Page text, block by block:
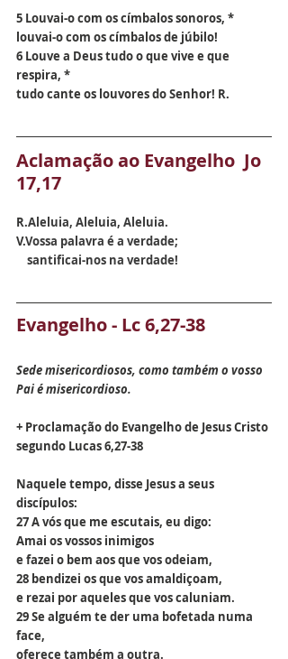
5 Louvai-o com os címbalos sonoros, *
louvai-o com os címbalos de júbilo!
6 Louve a Deus tudo o que vive e que
respira, *
tudo cante os louvores do Senhor! R.
Aclamação ao Evangelho  Jo
17,17
R.Aleluia, Aleluia, Aleluia.
V.Vossa palavra é a verdade;
santificai-nos na verdade!
Evangelho - Lc 6,27-38
Sede misericordiosos, como também o vosso
Pai é misericordioso.
+ Proclamação do Evangelho de Jesus Cristo
segundo Lucas 6,27-38
Naquele tempo, disse Jesus a seus
discípulos:
27 A vós que me escutais, eu digo:
Amai os vossos inimigos
e fazei o bem aos que vos odeiam,
28 bendizei os que vos amaldiçoam,
e rezai por aqueles que vos caluniam.
29 Se alguém te der uma bofetada numa
face,
oferece também a outra.